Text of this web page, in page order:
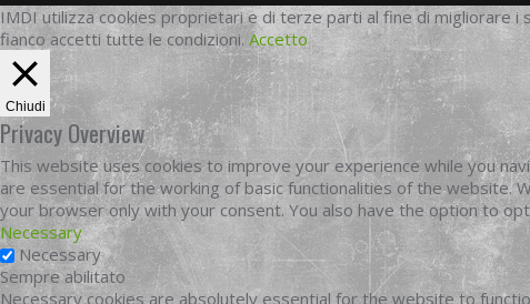
IMDI utilizza cookies proprietari e di terze parti al fine di migliorare
fianco accetti tutte le condizioni. Accetto
Chiudi
Privacy Overview
This website uses cookies to improve your experience while you
are essential for the working of basic functionalities of the website.
your browser only with your consent. You also have the option to
Necessary
Necessary
Sempre abilitato
Necessary cookies are absolutely essential for the website to